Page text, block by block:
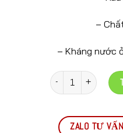
–
– Kháng nước
Số lượng
ZALO TƯ